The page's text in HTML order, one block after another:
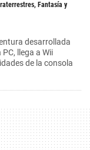
Fantasía y
desarrollada
llega a Wii
de la consola